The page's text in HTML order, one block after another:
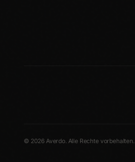
© 2026 Averdo. Alle Rechte vorbehalten.